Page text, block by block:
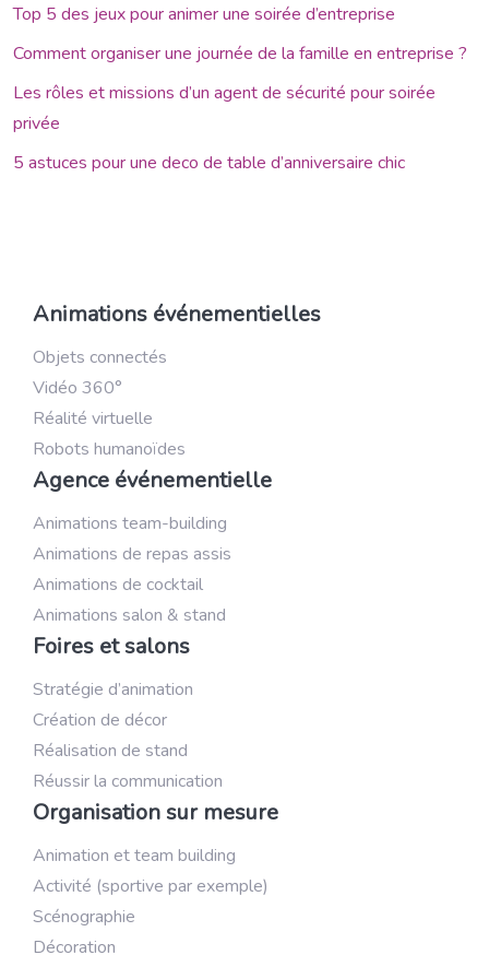
Top 5 des jeux pour animer une soirée d’entreprise
Comment organiser une journée de la famille en entreprise ?
Les rôles et missions d’un agent de sécurité pour soirée
privée
5 astuces pour une deco de table d’anniversaire chic
Animations événementielles
Objets connectés
Vidéo 360°
Réalité virtuelle
Robots humanoïdes
Agence événementielle
Animations team-building
Animations de repas assis
Animations de cocktail
Animations salon & stand
Foires et salons
Stratégie d’animation
Création de décor
Réalisation de stand
Réussir la communication
Organisation sur mesure
Animation et team building
Activité (sportive par exemple)
Scénographie
Décoration